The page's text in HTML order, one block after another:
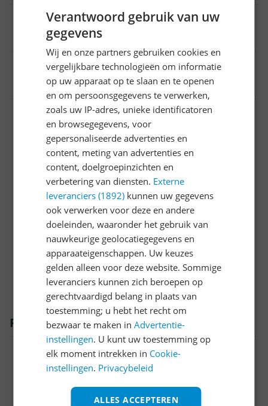
8720389036873
Algemeen
Bijgeleverde accessoires en toebehoren
Functies
Luchtbehandelingsfuncties
Mogelijke vereisten instellen en gebruik
Overige kenmerken
Productinformatie
Technisch
Productomschrijving
Verantwoord gebruik van uw
gegevens
Wij en onze partners gebruiken cookies en
vergelijkbare technologieën om informatie
op uw apparaat op te slaan en te openen
en om persoonsgegevens te verwerken,
zoals uw IP-adres, unieke identificatoren
en browsegegevens, voor
gepersonaliseerde advertenties en
content, meting van advertenties en
content, doelgroepinzichten en
verbetering van diensten. Externe
leveranciers (1892) kunnen uw gegevens
ook verwerken voor deze en andere
doeleinden, waaronder het gebruik van
nauwkeurige geolocatiegegevens en
apparaateigenschappen. Uw keuzes
gelden alleen voor deze website. Sommige
leveranciers kunnen zich beroepen op
gerechtvaardigd belang in plaats van
toestemming; u hebt het recht om
bezwaar te maken inAdvertentie-
instellingen. U kunt uw toestemming op
elk moment intrekken in Cookie-
instellingen. Privacybeleid
ALLES ACCEPTEREN